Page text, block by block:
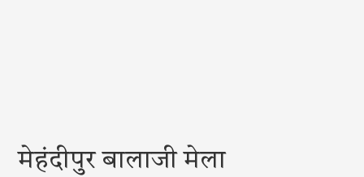
मेहंदीपुर बालाजी मेला